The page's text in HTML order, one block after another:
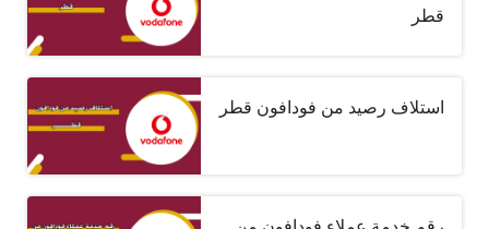
قطر
استلاف رصيد من فودافون قطر